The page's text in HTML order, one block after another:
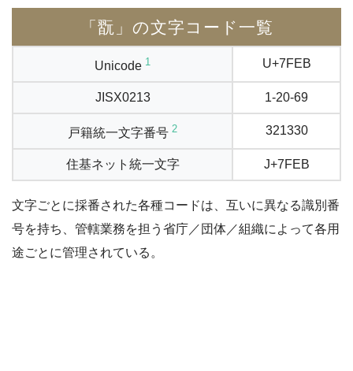
「翫」の文字コード一覧
Unicode 1 U+7FEB
JISX0213 1-20-69
戸籍統一文字番号 2 321330
住基ネット統一文字 J+7FEB
文字ごとに採番された各種コードは、互いに異なる識別番
号を持ち、管轄業務を担う省庁／団体／組織によって各用
途ごとに管理されている。